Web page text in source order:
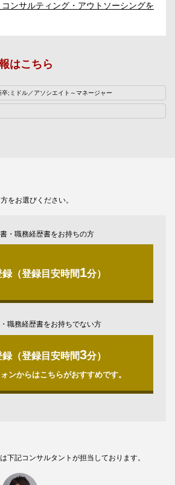
ンサルティング・アウトソーシングを
はこちら
;ミドル／アソシエイト～マネージャー
をお選びください。
・職務経歴書をお持ちの方
（登録目安時間1分）
職務経歴書をお持ちでない方
（登録目安時間3分）
ンからはこちらがおすすめです。
下記コンサルタントが担当しております。